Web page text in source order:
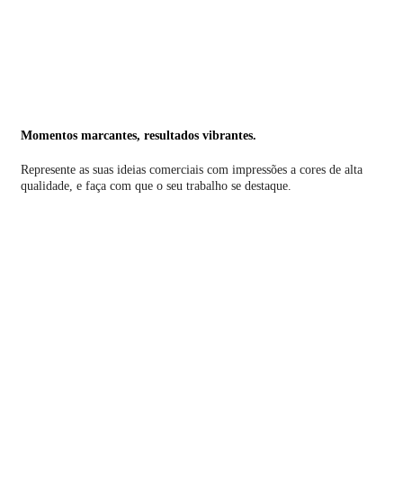
Momentos marcantes, resultados vibrantes.
Represente as suas ideias comerciais com impressões a cores de alta
qualidade, e faça com que o seu trabalho se destaque.